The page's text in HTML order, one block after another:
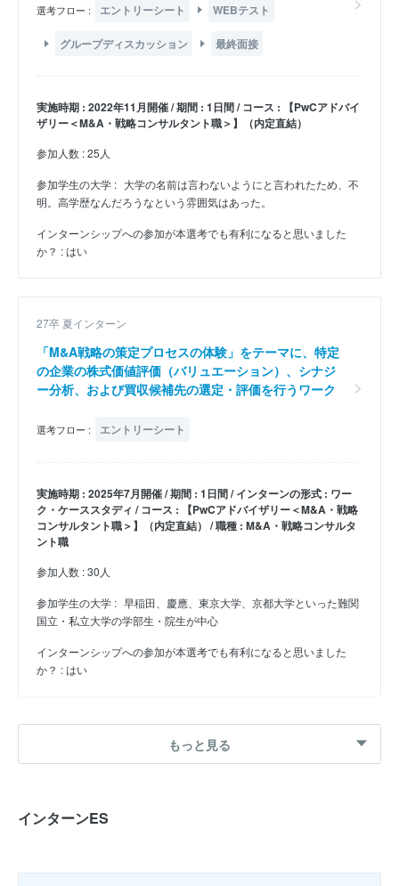
選考フロー : エントリーシート WEBテスト
グループディスカッション 最終面接
実施時期 : 2022年11月開催 / 期間 : 1日間 / コース : 【PwCアドバイ
ザリー＜M&A・戦略コンサルタント職＞】（内定直結）
参加人数 : 25人
参加学生の大学 : 大学の名前は言わないようにと言われたため、不
明。高学歴なんだろうなという雰囲気はあった。
インターンシップへの参加が本選考でも有利になると思いました
か？ : はい
27卒 夏インターン
「M&A戦略の策定プロセスの体験」をテーマに、特定
の企業の株式価値評価（バリュエーション）、シナジ
ー分析、および買収候補先の選定・評価を行うワーク
選考フロー : エントリーシート
実施時期 : 2025年7月開催 / 期間 : 1日間 / インターンの形式 : ワー
ク・ケーススタディ / コース : 【PwCアドバイザリー＜M&A・戦略
コンサルタント職＞】（内定直結） / 職種 : M&A・戦略コンサルタ
ント職
参加人数 : 30人
参加学生の大学 : 早稲田、慶應、東京大学、京都大学といった難関
国立・私立大学の学部生・院生が中心
インターンシップへの参加が本選考でも有利になると思いました
か？ : はい
M&A戦略の策定プロセスを体験することをテーマに、
が行われた。
もっと見る
インターンES